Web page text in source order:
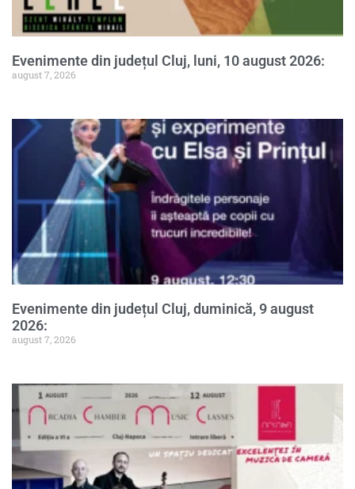
Evenimente din județul Cluj, luni, 10 august 2026:
august 7, 2026
Evenimente din județul Cluj, duminică, 9 august
2026:
august 7, 2026